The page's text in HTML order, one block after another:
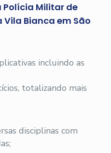
Militar de
Vila Bianca em São
incluindo as
totalizando mais
disciplinas com